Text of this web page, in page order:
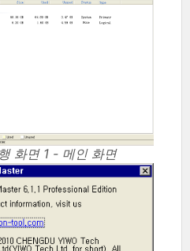
화면 1 - 메인 화면